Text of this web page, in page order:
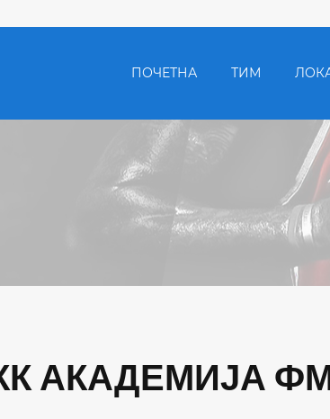
ПОЧЕТНА ТИМ
АКАДЕМИЈА